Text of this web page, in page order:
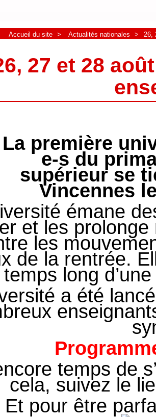
Accueil du site > Actualités nationales > 26,
27 et 28
La première
e-s du
supérieur se
Vincennes
émane
et les prolonge
les
de la rentrée.
temps long
a été
temps de
cela, suivez le
Et pour être